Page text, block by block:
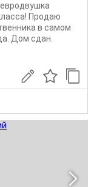
Продаю
в самом
Дом сдан.